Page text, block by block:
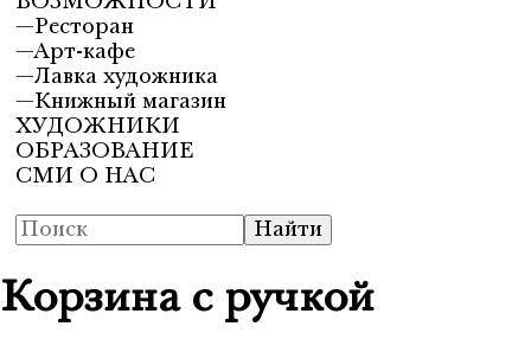
—Ресторан
—Арт-кафе
—Лавка художника
—Книжный магазин
ХУДОЖНИКИ
ОБРАЗОВАНИЕ
СМИ О НАС
Корзина с ручкой